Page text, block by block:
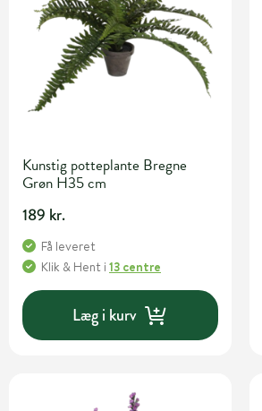
Kunstig potteplante Bregne
Grøn H35 cm
189 kr.
Få leveret
Klik & Hent i 13 centre
Læg i kurv